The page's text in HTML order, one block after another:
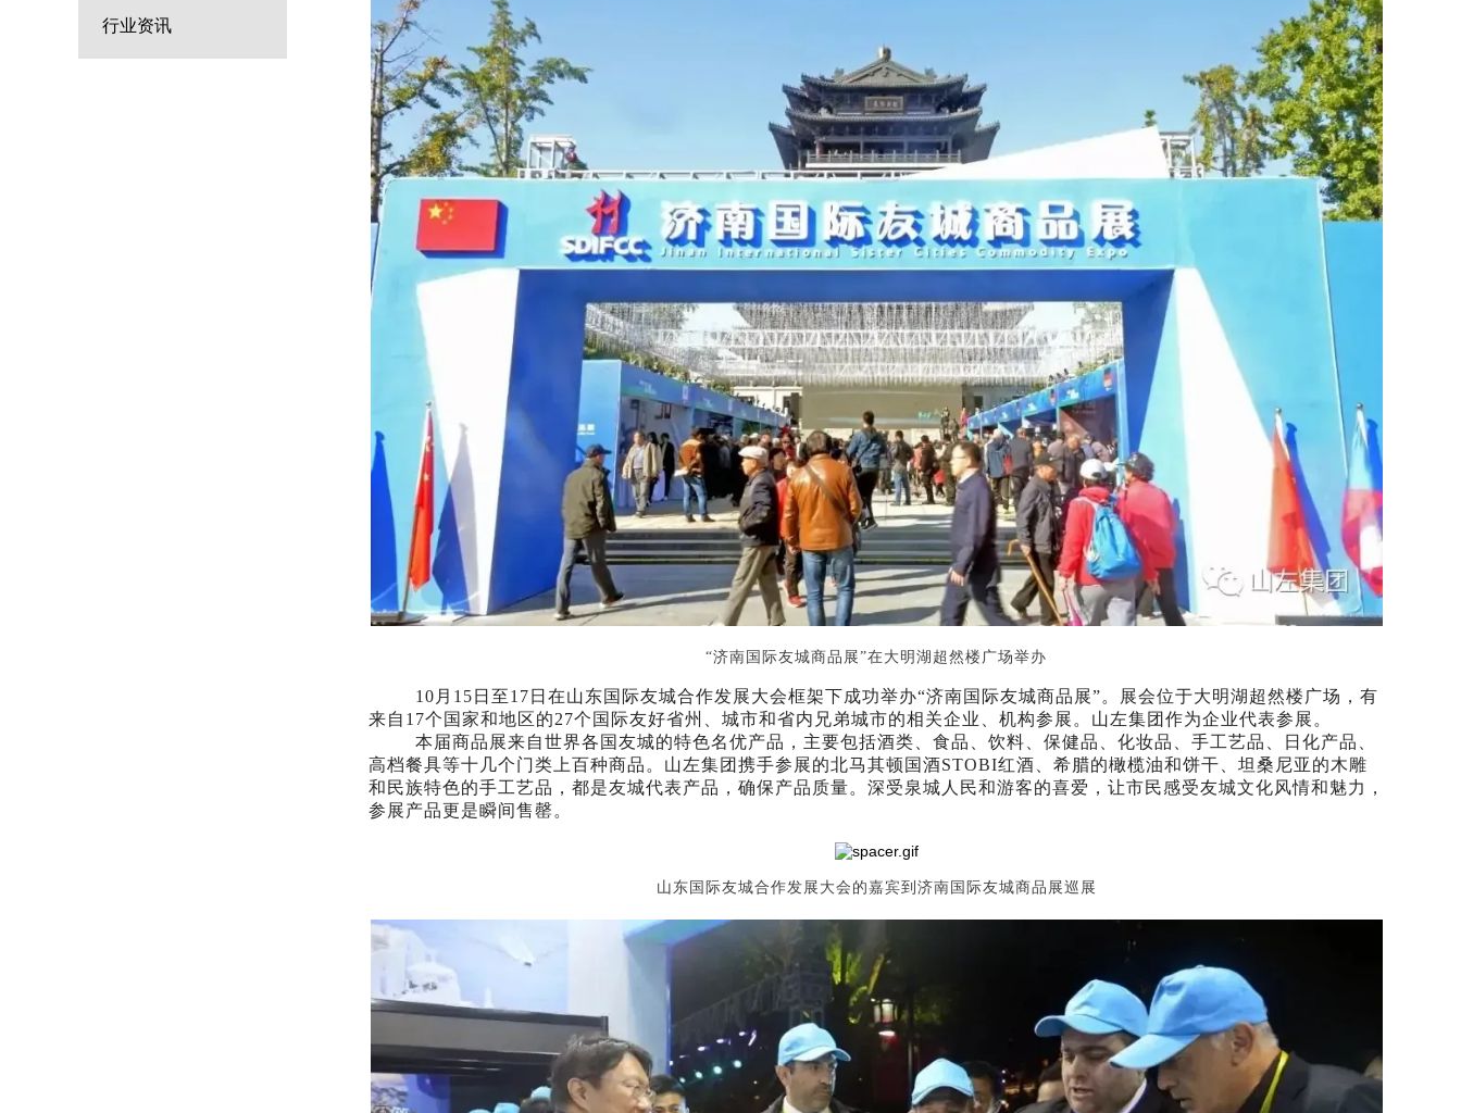
“济南国际友城商品展”在大明湖超然楼广场举办
10月15日至17日在山东国际友城合作发展大会框架下成功举办“济南国际友城商品展”。展会位于大明湖超然楼广场，有
来自17个国家和地区的27个国际友好省州、城市和省内兄弟城市的相关企业、机构参展。山左集团作为企业代表参展。
本届商品展来自世界各国友城的特色名优产品，主要包括酒类、食品、饮料、保健品、化妆品、手工艺品、日化产品、
高档餐具等十几个门类上百种商品。山左集团携手参展的北马其顿国酒STOBI红酒、希腊的橄榄油和饼干、坦桑尼亚的木雕
和民族特色的手工艺品，都是友城代表产品，确保产品质量。深受泉城人民和游客的喜爱，让市民感受友城文化风情和魅力，
参展产品更是瞬间售罄。
山东国际友城合作发展大会的嘉宾到济南国际友城商品展巡展
行业资讯